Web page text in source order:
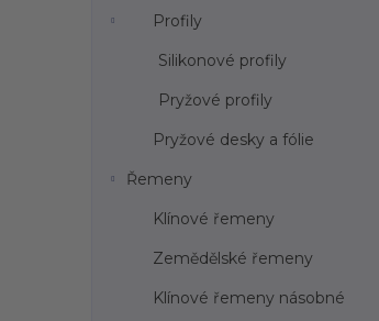
Profily
Silikonové profily
Pryžové profily
Pryžové desky a fólie
Řemeny
Klínové řemeny
Zemědělské řemeny
Klínové řemeny násobné